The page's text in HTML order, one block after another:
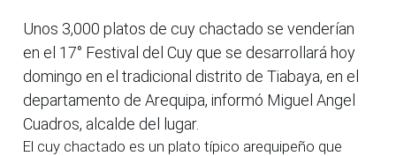
Unos 3,000 platos de cuy chactado se venderían
en el 17° Festival del Cuy que se desarrollará hoy
domingo en el tradicional distrito de Tiabaya, en el
departamento de Arequipa, informó Miguel Angel
Cuadros, alcalde del lugar.
El cuy chactado es un plato típico arequipeño que